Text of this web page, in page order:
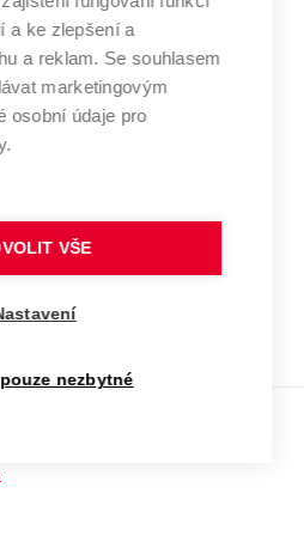
technické
V BRNĚ
a ke zlepšení a
a reklam. Se souhlasem
marketingovým
osobní údaje pro
VŠE
nezbytné